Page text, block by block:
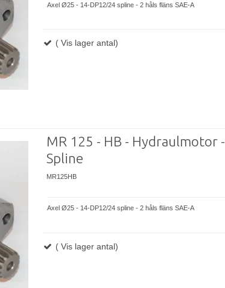
Axel Ø25 - 14-DP12/24 spline - 2 håls fläns SAE-A
( Vis lager antal)
MR 125 - HB - Hydraulmotor -
Spline
MR125HB
Axel Ø25 - 14-DP12/24 spline - 2 håls fläns SAE-A
( Vis lager antal)